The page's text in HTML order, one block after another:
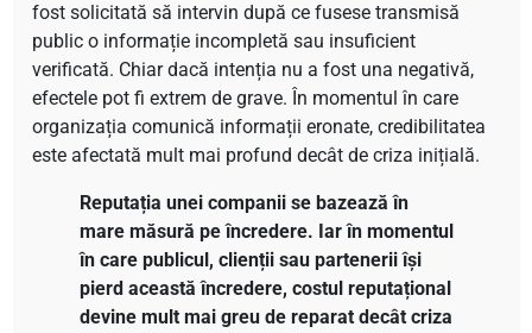
fost solicitată să intervin după ce fusese transmisă
public o informație incompletă sau insuficient
verificată. Chiar dacă intenția nu a fost una negativă,
efectele pot fi extrem de grave. În momentul în care
organizația comunică informații eronate, credibilitatea
este afectată mult mai profund decât de criza inițială.
Reputația unei companii se bazează în
mare măsură pe încredere. Iar în momentul
în care publicul, clienții sau partenerii își
pierd această încredere, costul reputațional
devine mult mai greu de reparat decât criza